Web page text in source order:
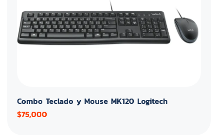
Combo Teclado y Mouse MK120 Logitech
$75,000